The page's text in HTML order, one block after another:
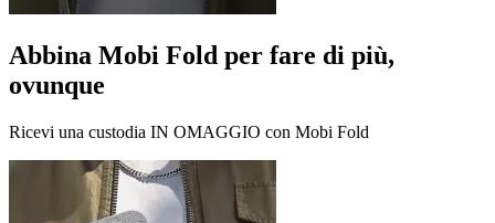
Abbina Mobi Fold per fare di più,
ovunque
Ricevi una custodia IN OMAGGIO con Mobi Fold